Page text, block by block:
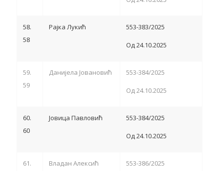
58.
58
Рајка Лукић 553-383/2025
Од 24.10.2025
59.
59
Данијела Јовановић 553-384/2025
Од 24.10.2025
60.
60
Јовица Павловић 553-384/2025
Од 24.10.2025
61. Владан Алексић 553-386/2025